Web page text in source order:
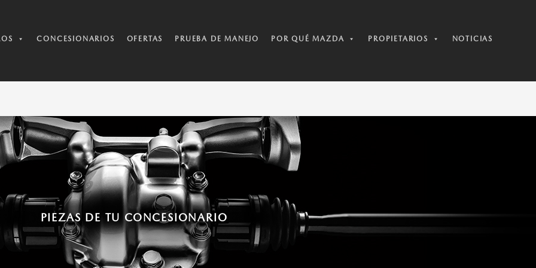
CONCESIONARIOS OFERTAS PRUEBA DE MANEJO POR QUÉ MAZDA PROPIETARIOS NOTICIAS
PIEZAS DE TU CONCESIONARIO